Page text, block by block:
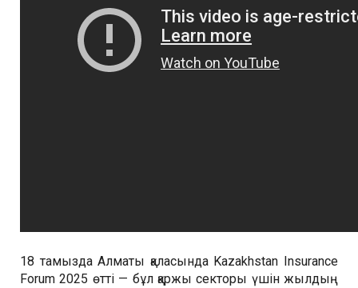
18 тамызда Алматы қаласында Kazakhstan Insurance
Forum 2025 өтті — бұл қаржы секторы үшін жылдың